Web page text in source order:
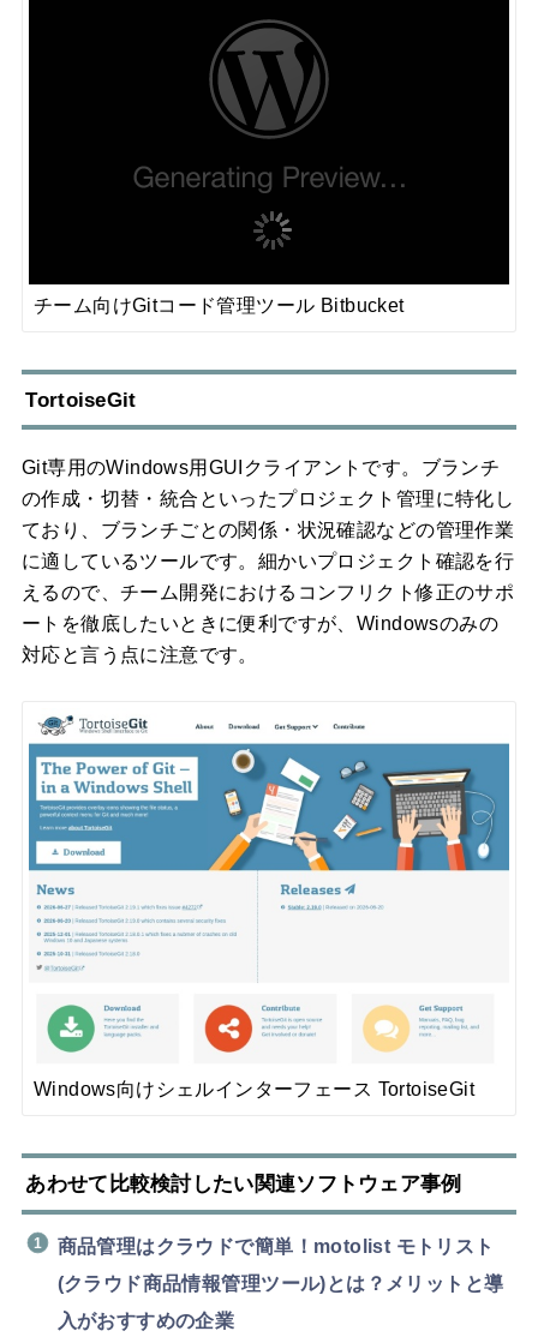
チーム向けGitコード管理ツール Bitbucket
TortoiseGit
Git専用のWindows用GUIクライアントです。ブランチ
の作成・切替・統合といったプロジェクト管理に特化し
ており、ブランチごとの関係・状況確認などの管理作業
に適しているツールです。細かいプロジェクト確認を行
えるので、チーム開発におけるコンフリクト修正のサポ
ートを徹底したいときに便利ですが、Windowsのみの
対応と言う点に注意です。
Windows向けシェルインターフェース TortoiseGit
あわせて比較検討したい関連ソフトウェア事例
商品管理はクラウドで簡単！motolist モトリスト
(クラウド商品情報管理ツール)とは？メリットと導
入がおすすめの企業